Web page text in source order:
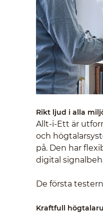
Rikt ljud i alla
Allt-i-Ett är
och
på. Den har
digital
De första
Kraftfull